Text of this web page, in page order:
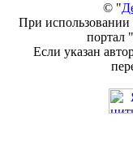
© "
При использовании
портал
Если указан